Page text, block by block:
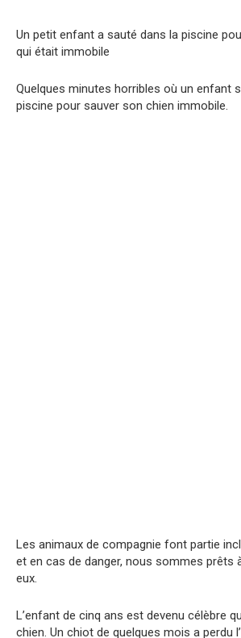
Un petit enfant a sauté dans la piscine
qui était immobile
Quelques minutes horribles où un enfant
piscine pour sauver son chien immobile.
Les animaux de compagnie font partie
et en cas de danger, nous sommes prêts
eux.
L’enfant de cinq ans est devenu célèbre
chien. Un chiot de quelques mois a perdu